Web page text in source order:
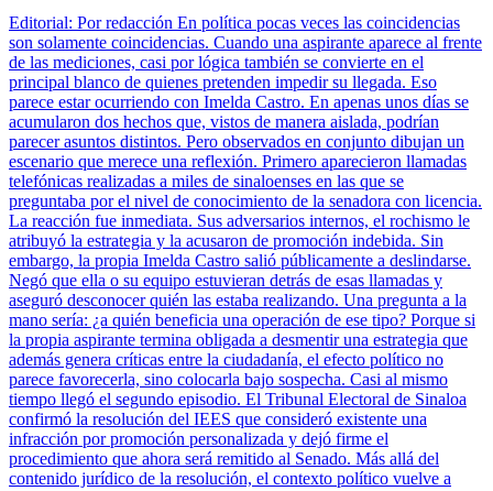
Editorial: Por redacción En política pocas veces las coincidencias
son solamente coincidencias. Cuando una aspirante aparece al frente
de las mediciones, casi por lógica también se convierte en el
principal blanco de quienes pretenden impedir su llegada. Eso
parece estar ocurriendo con Imelda Castro. En apenas unos días se
acumularon dos hechos que, vistos de manera aislada, podrían
parecer asuntos distintos. Pero observados en conjunto dibujan un
escenario que merece una reflexión. Primero aparecieron llamadas
telefónicas realizadas a miles de sinaloenses en las que se
preguntaba por el nivel de conocimiento de la senadora con licencia.
La reacción fue inmediata. Sus adversarios internos, el rochismo le
atribuyó la estrategia y la acusaron de promoción indebida. Sin
embargo, la propia Imelda Castro salió públicamente a deslindarse.
Negó que ella o su equipo estuvieran detrás de esas llamadas y
aseguró desconocer quién las estaba realizando. Una pregunta a la
mano sería: ¿a quién beneficia una operación de ese tipo? Porque si
la propia aspirante termina obligada a desmentir una estrategia que
además genera críticas entre la ciudadanía, el efecto político no
parece favorecerla, sino colocarla bajo sospecha. Casi al mismo
tiempo llegó el segundo episodio. El Tribunal Electoral de Sinaloa
confirmó la resolución del IEES que consideró existente una
infracción por promoción personalizada y dejó firme el
procedimiento que ahora será remitido al Senado. Más allá del
contenido jurídico de la resolución, el contexto político vuelve a